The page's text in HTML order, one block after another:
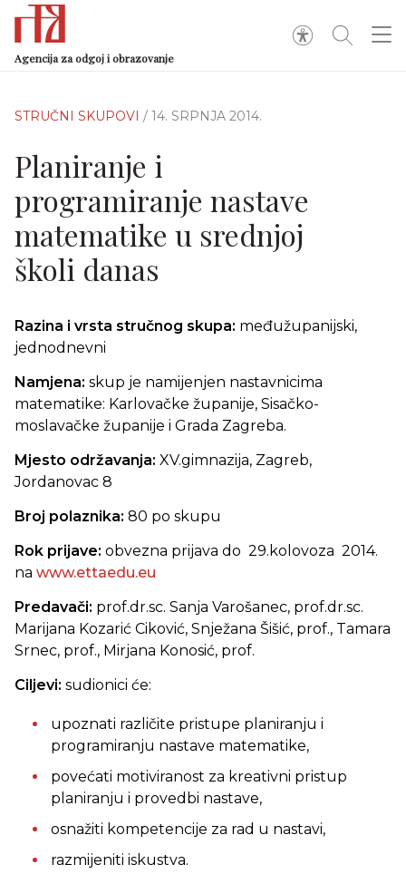
Agencija za odgoj i obrazovanje
STRUČNI SKUPOVI / 14. SRPNJA 2014.
Planiranje i
programiranje nastave
matematike u srednjoj
školi danas
Razina i vrsta stručnog skupa: međužupanijski,
jednodnevni
Namjena: skup je namijenjen nastavnicima
matematike: Karlovačke županije, Sisačko-
moslavačke županije i Grada Zagreba.
Mjesto održavanja: XV.gimnazija, Zagreb,
Jordanovac 8
Broj polaznika: 80 po skupu
Rok prijave: obvezna prijava do 29.kolovoza 2014.
na www.ettaedu.eu
Predavači: prof.dr.sc. Sanja Varošanec, prof.dr.sc.
Marijana Kozarić Ciković, Snježana Šišić, prof., Tamara
Srnec, prof., Mirjana Konosić, prof.
Ciljevi: sudionici će:
upoznati različite pristupe planiranju i
programiranju nastave matematike,
povećati motiviranost za kreativni pristup
planiranju i provedbi nastave,
osnažiti kompetencije za rad u nastavi,
razmijeniti iskustva.